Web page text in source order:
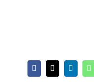
Facebook
X LinkedIn